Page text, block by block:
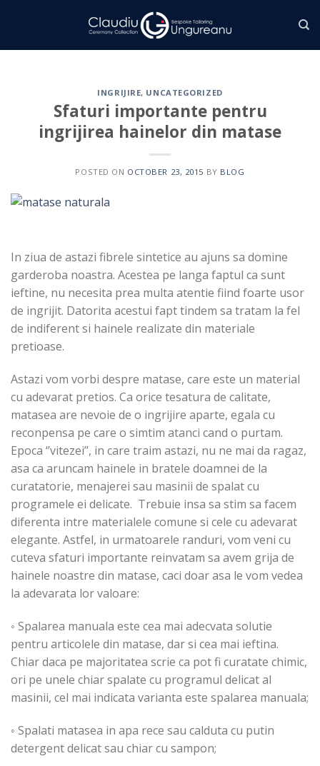
INGRIJIRE, UNCATEGORIZED
Sfaturi importante pentru
ingrijirea hainelor din matase
POSTED ON OCTOBER 23, 2015 BY BLOG
In ziua de astazi fibrele sintetice au ajuns sa domine
garderoba noastra. Acestea pe langa faptul ca sunt
ieftine, nu necesita prea multa atentie fiind foarte usor
de ingrijit. Datorita acestui fapt tindem sa tratam la fel
de indiferent si hainele realizate din materiale
pretioase.
Astazi vom vorbi despre matase, care este un material
cu adevarat pretios. Ca orice tesatura de calitate,
matasea are nevoie de o ingrijire aparte, egala cu
reconpensa pe care o simtim atanci cand o purtam.
Epoca ‘’vitezei’’, in care traim astazi, nu ne mai da ragaz,
asa ca aruncam hainele in bratele doamnei de la
curatatorie, menajerei sau masinii de spalat cu
programele ei delicate. Trebuie insa sa stim sa facem
diferenta intre materialele comune si cele cu adevarat
elegante. Astfel, in urmatoarele randuri, vom veni cu
cuteva sfaturi importante reinvatam sa avem grija de
hainele noastre din matase, caci doar asa le vom vedea
la adevarata lor valoare:
◦ Spalarea manuala este cea mai adecvata solutie
pentru articolele din matase, dar si cea mai ieftina.
Chiar daca pe majoritatea scrie ca pot fi curatate chimic,
ori pe unele chiar spalate cu programul delicat al
masinii, cel mai indicata varianta este spalarea manuala;
◦ Spalati matasea in apa rece sau calduta cu putin
detergent delicat sau chiar cu sampon;